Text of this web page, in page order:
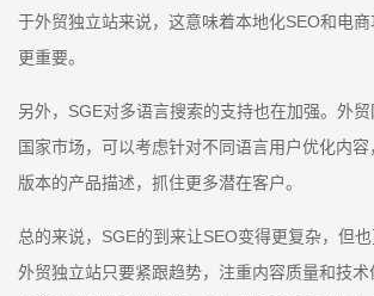
于外贸独立站来说，这意味着本地化SEO和电
更重要。
另外，SGE对多语言搜索的支持也在加强。外
国家市场，可以考虑针对不同语言用户优化内
版本的产品描述，抓住更多潜在客户。
总的来说，SGE的到来让SEO变得更复杂，但也
外贸独立站只要紧跟趋势，注重内容质量和技